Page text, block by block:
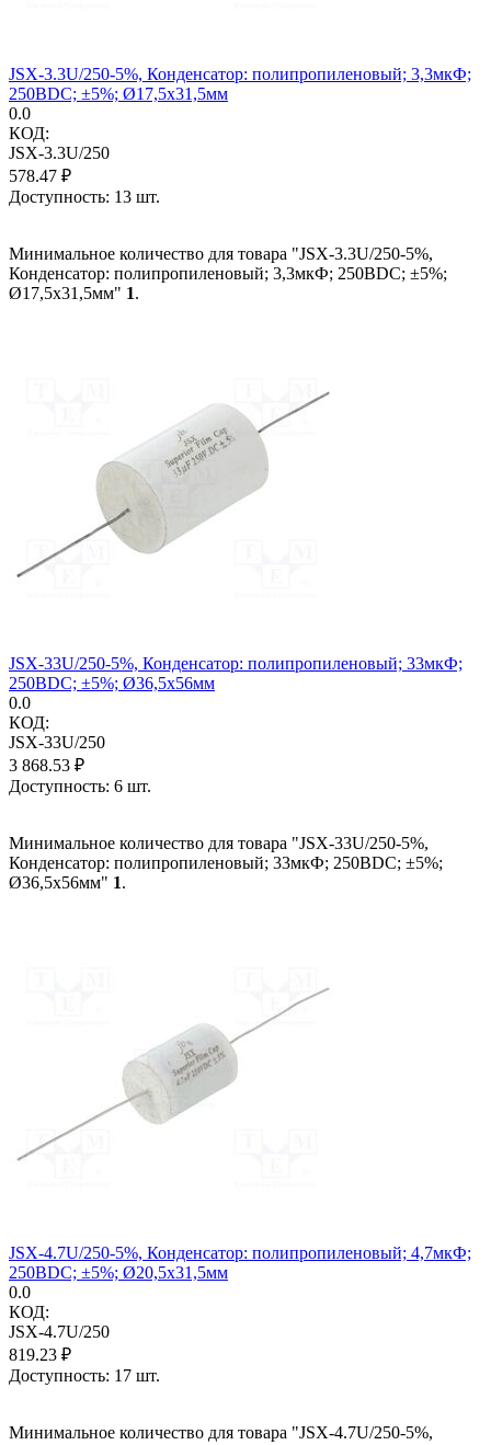
JSX-3.3U/250-5%, Конденсатор: полипропиленовый; 3,3мкФ;
250ВDC; ±5%; Ø17,5x31,5мм
0.0
КОД:
JSX-3.3U/250
578.47 ₽
Доступность: 13 шт.
Минимальное количество для товара "JSX-3.3U/250-5%,
Конденсатор: полипропиленовый; 3,3мкФ; 250ВDC; ±5%;
Ø17,5x31,5мм" 1.
JSX-33U/250-5%, Конденсатор: полипропиленовый; 33мкФ;
250ВDC; ±5%; Ø36,5x56мм
0.0
КОД:
JSX-33U/250
3 868.53 ₽
Доступность: 6 шт.
Минимальное количество для товара "JSX-33U/250-5%,
Конденсатор: полипропиленовый; 33мкФ; 250ВDC; ±5%;
Ø36,5x56мм" 1.
JSX-4.7U/250-5%, Конденсатор: полипропиленовый; 4,7мкФ;
250ВDC; ±5%; Ø20,5x31,5мм
0.0
КОД:
JSX-4.7U/250
819.23 ₽
Доступность: 17 шт.
Минимальное количество для товара "JSX-4.7U/250-5%,